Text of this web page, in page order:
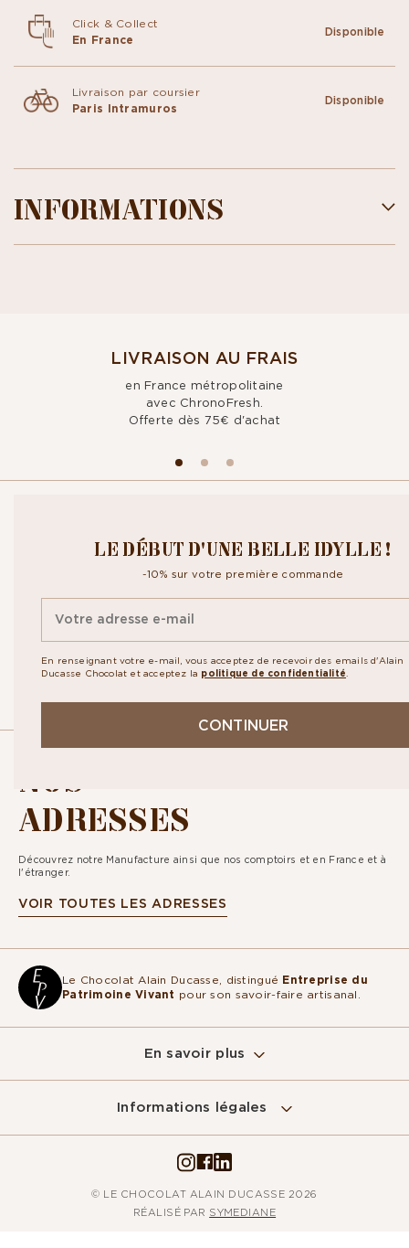
Click & Collect
En France
Disponible
Livraison par coursier
Paris Intramuros
Disponible
INFORMATIONS
LIVRAISON AU FRAIS
en France métropolitaine
avec ChronoFresh.
Offerte dès 75€ d'achat
LE DÉBUT D'UNE BELLE IDYLLE !
-10% sur votre première commande
En renseignant votre e-mail, vous acceptez de recevoir des emails
d'Alain Ducasse Chocolat et acceptez lapolitique de
CROQUEZ NOTRE
NEWSLETTER
ainsi que nos exclusivités. En vous abonnant vous acceptez la
NOS
ADRESSES
Découvrez notre Manufacture ainsi que nos comptoirs et en France et à
l'étranger.
VOIR TOUTES LES ADRESSES
Le Chocolat Alain Ducasse, distingué Entreprise du
Patrimoine Vivant pour son savoir-faire artisanal.
En savoir plus
Informations légales
© LE CHOCOLAT ALAIN DUCASSE 2026
RÉALISÉ PAR SYMEDIANE